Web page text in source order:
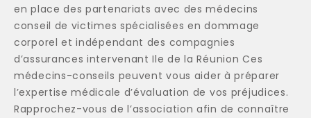
en place des partenariats avec des médecins
conseil de victimes spécialisées en dommage
corporel et indépendant des compagnies
d’assurances intervenant Ile de la Réunion Ces
médecins-conseils peuvent vous aider à préparer
l’expertise médicale d’évaluation de vos préjudices.
Rapprochez-vous de l’association afin de connaître